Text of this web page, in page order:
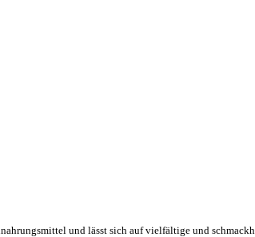
und lässt sich auf vielfältige und